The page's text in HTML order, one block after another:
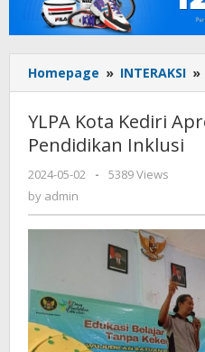
Homepage » INTERAKSI »
YLPA Kota Kediri
Pendidikan Inklusi
2024-05-02
by
-
5389 Views
by admin